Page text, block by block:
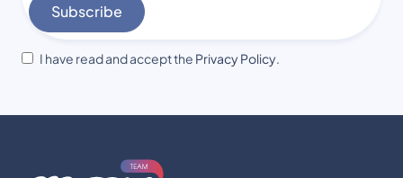
Subscribe
I have read and accept the Privacy Policy